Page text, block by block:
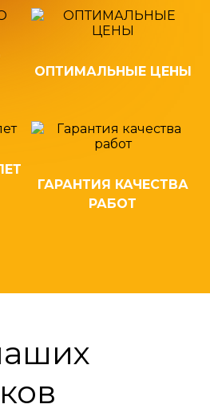
ОПТИМАЛЬНЫЕ ЦЕНЫ
ГАРАНТИЯ КАЧЕСТВА
РАБОТ